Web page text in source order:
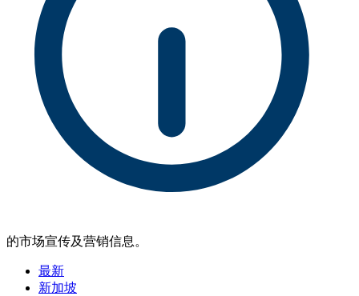
的市场宣传及营销信息。
最新
新加坡